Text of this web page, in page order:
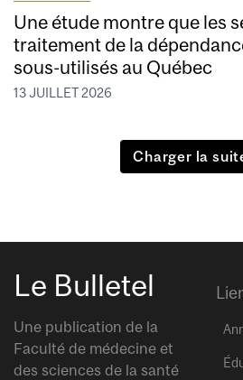
Une étude montre que les
traitement de la
sous-utilisés au Québec
13 JUILLET 2026
Charger la
Le Bulletel
Une publication de la
Faculté de médecine et
des sciences de la santé